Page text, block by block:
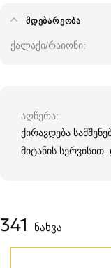
ᲛᲓᲔᲑᲐᲠᲔᲝᲑᲐ
ქალაქი/რაიონი
აღწერა
ქირავდება
მიტანის
341 ნახვა